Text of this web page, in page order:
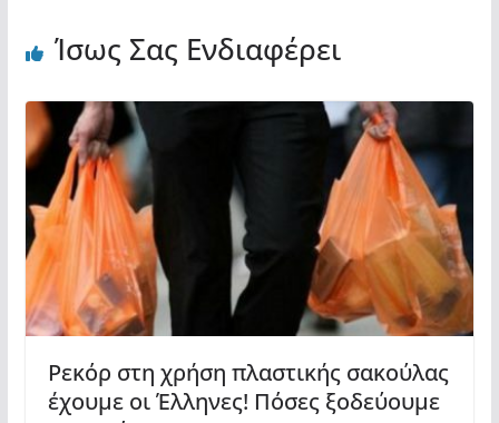
Ίσως Σας Ενδιαφέρει
Ρεκόρ στη χρήση πλαστικής σακούλας
έχουμε οι Έλληνες! Πόσες ξοδεύουμε